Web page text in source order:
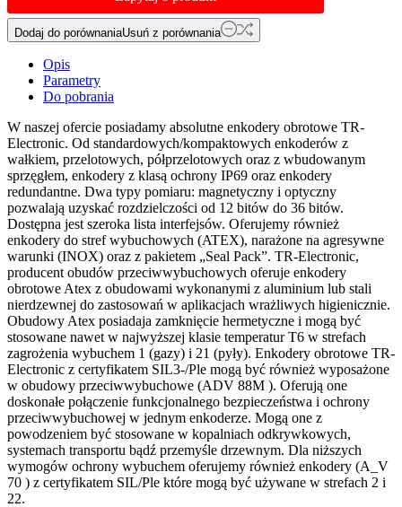
Dodaj do porównaniaUsuń z porównania
Opis
Parametry
Do pobrania
W naszej ofercie posiadamy absolutne enkodery obrotowe TR-
Electronic. Od standardowych/kompaktowych enkoderów z
wałkiem, przelotowych, półprzelotowych oraz z wbudowanym
sprzęgłem, enkodery z klasą ochrony IP69 oraz enkodery
redundantne. Dwa typy pomiaru: magnetyczny i optyczny
pozwalają uzyskać rozdzielczości od 12 bitów do 36 bitów.
Dostępna jest szeroka lista interfejsów. Oferujemy również
enkodery do stref wybuchowych (ATEX), narażone na agresywne
warunki (INOX) oraz z pakietem „Seal Pack”. TR-Electronic,
producent obudów przeciwwybuchowych oferuje enkodery
obrotowe Atex z obudowami wykonanymi z aluminium lub stali
nierdzewnej do zastosowań w aplikacjach wrażliwych higienicznie.
Obudowy Atex posiadaja zamknięcie hermetyczne i mogą być
stosowane nawet w najwyższej klasie temperatur T6 w strefach
zagrożenia wybuchem 1 (gazy) i 21 (pyły). Enkodery obrotowe TR-
Electronic z certyfikatem SIL3-/Ple mogą być również wyposażone
w obudowy przeciwwybuchowe (ADV 88M ). Oferują one
doskonałe połączenie funkcjonalnego bezpieczeństwa i ochrony
przeciwwybuchowej w jednym enkoderze. Mogą one z
powodzeniem być stosowane w kopalniach odkrywkowych,
systemach transportu bądź przemyśle drzewnym. Dla niższych
wymogów ochrony wybuchem oferujemy również enkodery (A_V
70 ) z certyfikatem SIL/Ple które mogą być używane w strefach 2 i
22.